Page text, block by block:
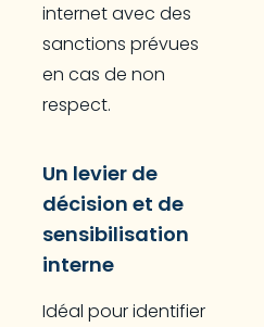
internet avec des
sanctions prévues
en cas de non
respect.
Un levier de
décision et de
sensibilisation
interne
Idéal pour identifier